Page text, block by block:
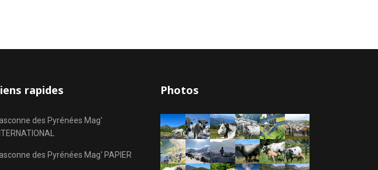
rapides
des Pyrénées Mag'
des Pyrénées Mag' PAPIER
Photos